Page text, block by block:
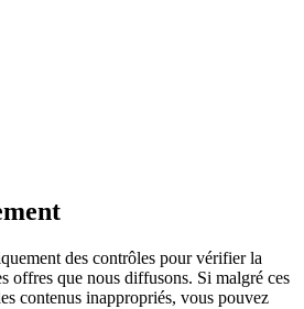
des contrôles pour vérifier la
offres que nous diffusons. Si malgré ces
contenus inappropriés, vous pouvez